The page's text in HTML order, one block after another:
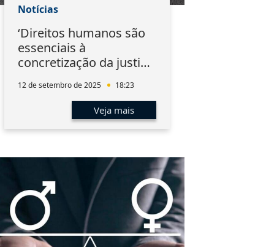
Notícias
‘Direitos humanos são
essenciais à
concretização da justiça
Delaíde Arantes no
encerramento do EMAT
12 de setembro de 2025 18:23
Veja mais